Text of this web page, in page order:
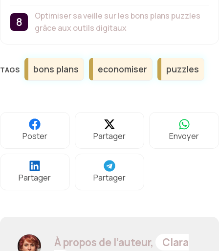
Optimiser sa veille sur les bons plans puzzles
grâce aux outils digitaux
Étiquettes
bons plans economiser puzzles
Poster Partager Envoyer
Partager Partager
À propos de l’auteur,
Clara